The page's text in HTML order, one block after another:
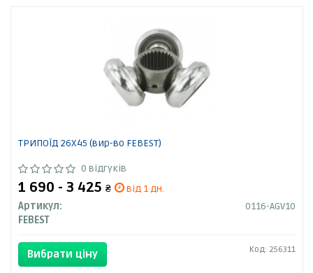
ТРИПОЇД 26X45 (вир-во FEBEST)
0 відгуків
1 690 - 3 425 ₴
від 1 дн.
Артикул:
0116-AGV10
FEBEST
Вибрати ціну Код: 256311